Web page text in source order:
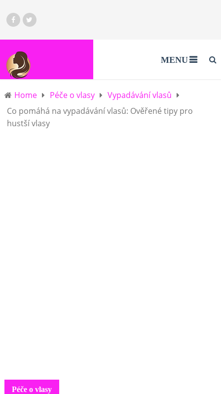
MENU
Home Péče o vlasy
Vypadávání vlasů
Co pomáhá na vypadávání vlasů: Ověřené tipy pro
hustší vlasy
Péče o vlasy